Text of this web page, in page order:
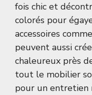
fois chic et
colorés pour
accessoires
peuvent aussi
chaleureux près
tout le mobilier
pour un entretien